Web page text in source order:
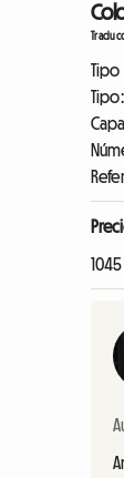
Tipo: